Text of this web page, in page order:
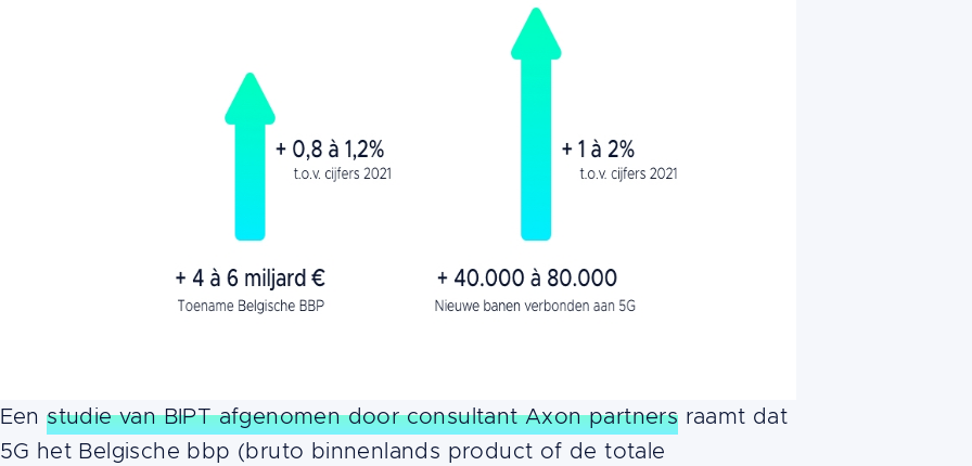
Eenstudie van BIPT afgenomen door consultant Axon partners raamt dat
5G het Belgische bbp (bruto binnenlands product of de totale